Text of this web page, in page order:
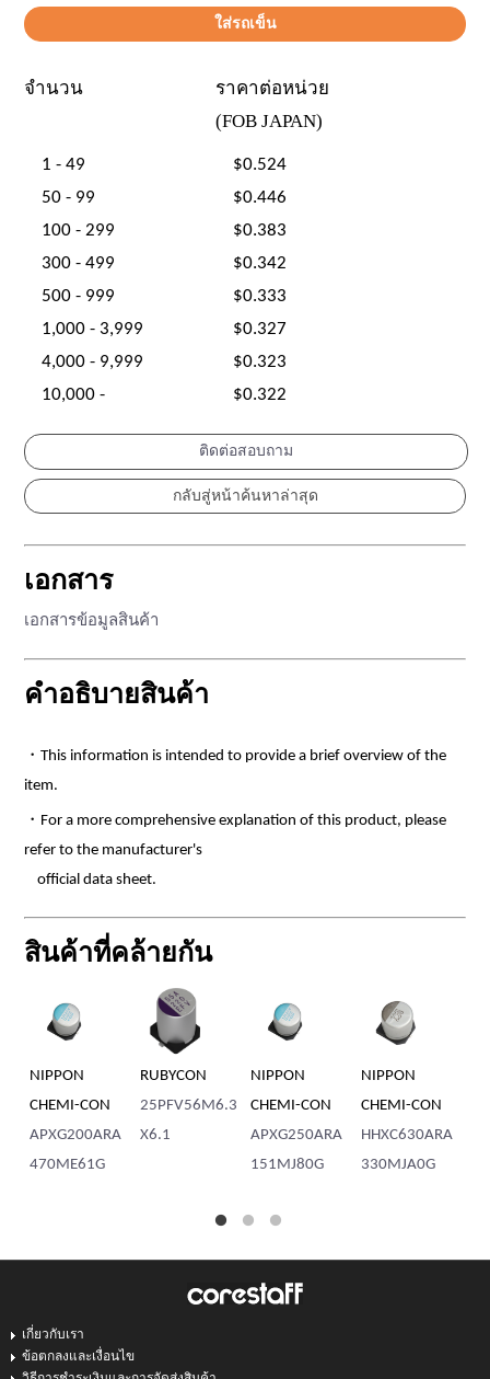
จำนวน
ราคาต่อหน่วย
(FOB JAPAN)
1 - 49
$0.524
50 - 99
$0.446
100 - 299
$0.383
300 - 499
$0.342
500 - 999
$0.333
1,000 - 3,999
$0.327
4,000 - 9,999
$0.323
10,000 -
$0.322
ติดต่อสอบถาม
เอกสาร
เอกสารข้อมูลสินค้า
คำอธิบายสินค้า
・This information is intended to provide a brief overview of the
item.
・For a more comprehensive explanation of this product, please
refer to the manufacturer's
official data sheet.
สินค้าที่คล้ายกัน
NIPPON
CHEMI-CON
APXG200ARA
470ME61G
RUBYCON
25PFV56M6.3
X6.1
NIPPON
CHEMI-CON
APXG250ARA
151MJ80G
NIPPON
CHEMI-CON
HHXC630ARA
330MJA0G
เกี่ยวกับเรา
ข้อตกลงและเงื่อนไข